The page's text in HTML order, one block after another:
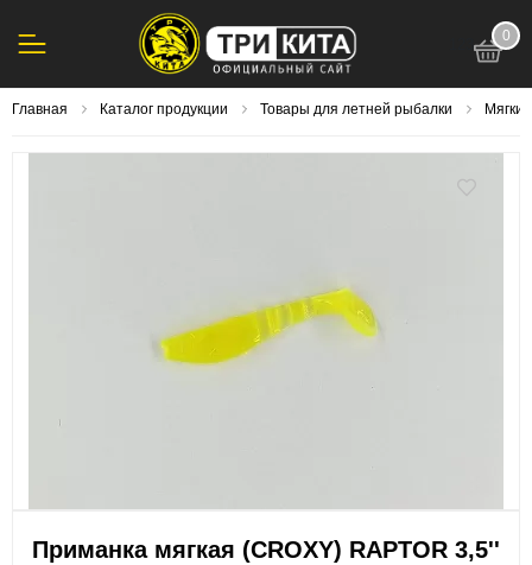
0
Главная Каталог продукции Товары для летней рыбалки
Приманка мягкая (CROXY) RAPTOR 3,5''